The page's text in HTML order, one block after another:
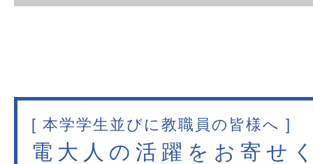
[ 本学学生並びに教職員の皆様へ ]
電大人の活躍をお寄せ